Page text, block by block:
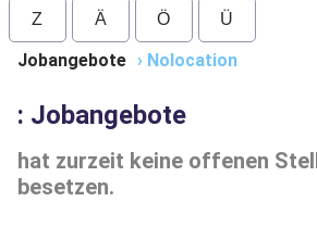
Z Ä Ö Ü
Jobangebote › Nolocation
: Jobangebote
hat zurzeit keine offenen
besetzen.